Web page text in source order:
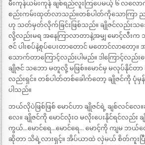
မီးကုန်ယမ်းကုန် ချစ်ရည်လူးကြပေမယ့် ၆ လလော
စည်းကမ်းထုတ်လာသည်။တစ်ပါတ်ကိုသောကြ
ဟု သတ်မှတ်လိုက်ခြင်းဖြစ်သည်။ ချိုဇင်လည်း
လို့လည်းမရ အနေကြာလာတာနဲ့အမျှ မောင့်လီးက သိ
ဇင် ပါးစပ်နဲ့စုပ်ပေးတာတောင် မတောင်လာတေ
သောက်တာကြောင့်လည်းပါမည်။ ဒါကြောင့်လည်း
ချိုဇင် သဘော မတူလို့ မဖြစ်။မောင်မှ မလုပ်နိုင်တ
လည်းရှင်။ တစ်ပါတ်တစ်ခေါက်တော့ ချိုဇင်ကို ပုံမှန်
ပါသည်။
ဘယ်လိုပဲဖြစ်ဖြစ် မောင်ဟာ ချိုဇင်ရဲ့ ချစ်လင်လေ
လေ။ ချိုဇင်ကို မောင်လုံးဝ မလိုးပေးနိုင်ရင်လည်း ချို
ကွယ်…မောင်ရေ…မောင်ရေ… မောင့်ကို ကျမ ဘ
ဆိုတာ သိရဲ့လားရှင့်။ အိပ်ယာထဲ လှဲမယ် စိတ်ကူးပ